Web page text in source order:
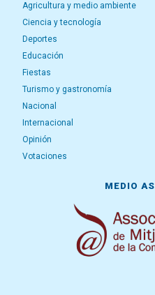
Agricultura y medio ambiente
Ciencia y tecnología
Deportes
Educación
Fiestas
Turismo y gastronomía
Nacional
Internacional
Opinión
Votaciones
MEDIO